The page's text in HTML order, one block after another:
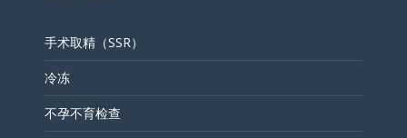
手术取精（SSR）
冷冻
不孕不育检查